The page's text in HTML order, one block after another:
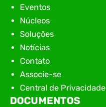
Eventos
Núcleos
Soluções
Notícias
Contato
Associe-se
Central de Privacidade
DOCUMENTOS